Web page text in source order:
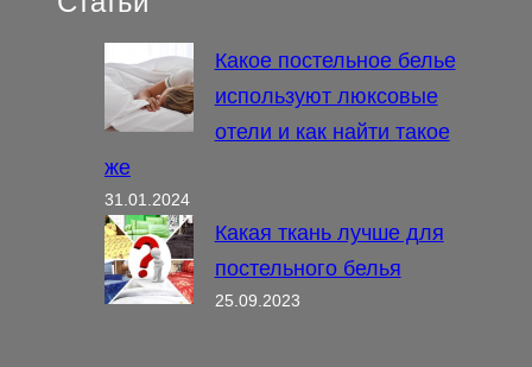
Какое постельное белье
используют люксовые
отели и как найти такое
же
31.01.2024
Какая ткань лучше для
постельного белья
25.09.2023